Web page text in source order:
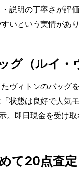
説明の丁寧さが評
いという実情があり
グ（ルイ・
ヴィトンのバッグ
状態は良好で人気
。即日現金を受け
て20点査定